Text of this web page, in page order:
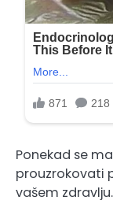
Ponekad se
prouzrokovati
vašem zdravlju.